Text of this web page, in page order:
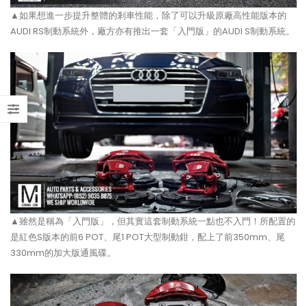
▲如果想進一步提升整體的剎車性能，除了可以升級原廠高性能版本的
AUDI RS制動系統外，廠方亦有推出一套「入門版」的AUDI S制動系統。
▲雖然是稱為「入門版」，但其實這套制動系統一點也不入門！所配置的
是紅色S版本的前6 POT、尾1 POT大型制動鉗，配上了前350mm、尾
330mm的加大版通風碟。